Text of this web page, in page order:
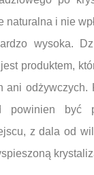
naturalna i nie
wysoka.
produktem,
ani
powinien być
z dala od